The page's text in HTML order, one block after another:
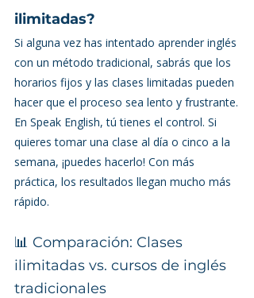
ilimitadas?
Si alguna vez has intentado aprender inglés
con un método tradicional, sabrás que los
horarios fijos y las clases limitadas pueden
hacer que el proceso sea lento y frustrante.
En Speak English, tú tienes el control. Si
quieres tomar una clase al día o cinco a la
semana, ¡puedes hacerlo! Con más
práctica, los resultados llegan mucho más
rápido.
📊 Comparación: Clases
ilimitadas vs. cursos de inglés
tradicionales